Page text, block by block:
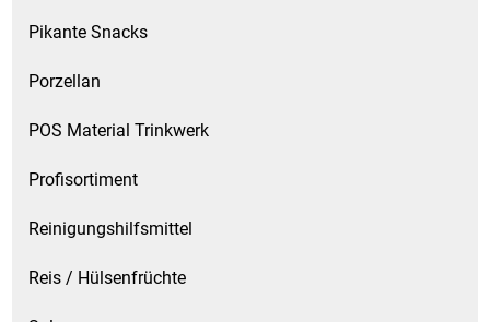
Pikante Snacks
Porzellan
POS Material Trinkwerk
Profisortiment
Reinigungshilfsmittel
Reis / Hülsenfrüchte